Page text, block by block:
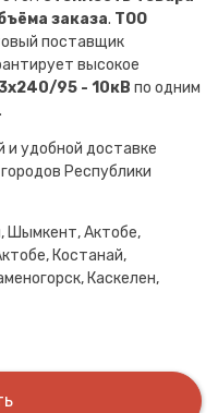
заказа. ТОО
поставщик
высокое
95 - 10кВ по одним
и удобной доставке
Республики
Шымкент, Актобе,
Костанай,
Каскелен,